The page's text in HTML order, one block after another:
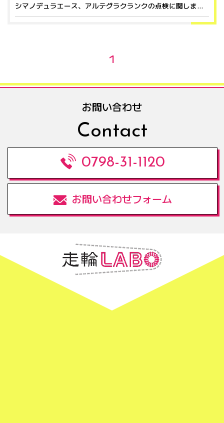
シマノデュラエース、アルテグラクランクの点検に関しまして
1
お問い合わせ
Contact
0798-31-1120
お問い合わせフォーム